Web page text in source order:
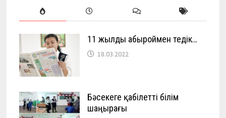
11 жылды абыроймен өтедік…
18.03.2022
Бәсекеге қабілетті білім
шаңырағы